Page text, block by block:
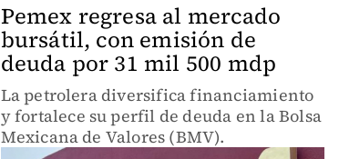
Pemex regresa al mercado
bursátil, con emisión de
deuda por 31 mil 500 mdp
La petrolera diversifica financiamiento
y fortalece su perfil de deuda en la Bolsa
Mexicana de Valores (BMV).